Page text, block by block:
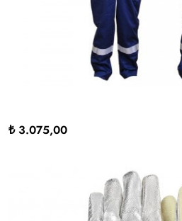
₺ 3.075,00